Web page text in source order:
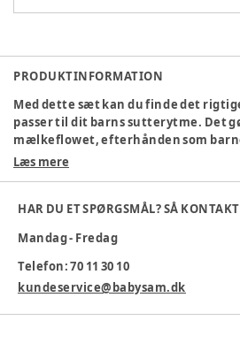
PRODUKTINFORMATION
Med dette sæt kan du finde det
passer til dit barns sutterytme. Det
mælkeflowet, efterhånden som
Aldersangivelsen er kun vejledende,
frigiver mælk, når barnet begynder
bestemmer tempoet. Forhindrer luft
barnets mave. Designet til at
Produktionsland:Indien
Læs mere
HAR DU ET SPØRGSMÅL? SÅ
Mandag - Fredag
Telefon: 70 11 30 10
kundeservice@babysam.dk